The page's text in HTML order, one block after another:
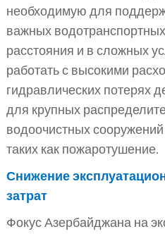
необходимую для
важных
расстояния и в сложных
работать с высокими
гидравлических потерях
для крупных
водоочистных
таких как пожаротушение.
Снижение
затрат
Фокус Азербайджана на